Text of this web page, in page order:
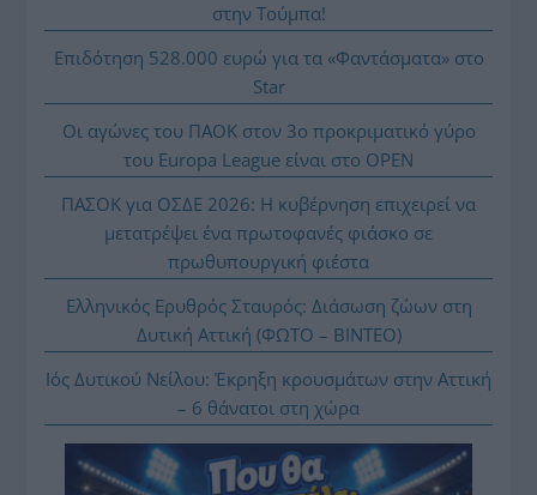
στην Τούμπα!
Επιδότηση 528.000 ευρώ για τα «Φαντάσματα» στο
Star
Οι αγώνες του ΠΑΟΚ στον 3ο προκριματικό γύρο
του Europa League είναι στο OPEN
ΠΑΣΟΚ για ΟΣΔΕ 2026: Η κυβέρνηση επιχειρεί να
μετατρέψει ένα πρωτοφανές φιάσκο σε
πρωθυπουργική φιέστα
Ελληνικός Ερυθρός Σταυρός: Διάσωση ζώων στη
Δυτική Αττική (ΦΩΤΟ – ΒΙΝΤΕΟ)
Ιός Δυτικού Νείλου: Έκρηξη κρουσμάτων στην Αττική
– 6 θάνατοι στη χώρα